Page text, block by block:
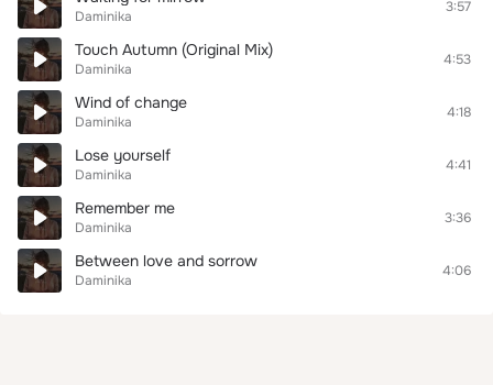
Daminika
3:57
Touch Autumn (Original Mix)
Daminika
4:53
Wind of change
Daminika
4:18
Lose yourself
Daminika
4:41
Remember me
Daminika
3:36
Between love and sorrow
Daminika
4:06